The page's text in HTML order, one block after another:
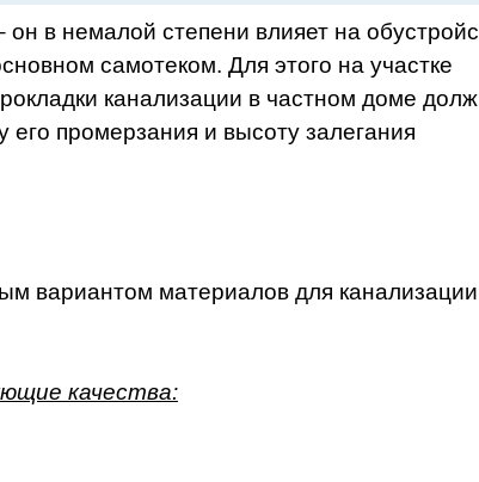
в немалой степени влияет на
самотеком. Для этого на участке
канализации в частном доме
его промерзания и высоту залегания
вариантом материалов для канализации
качества: